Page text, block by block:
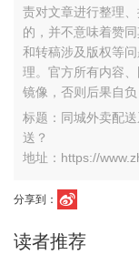
责对文章进行整理
的，并不意味着赞
和转稿涉及版权等
理。官方所有内容
镜像，否则后果自负
标题：同城外卖配
送？
地址：https://
分享到：
读者推荐